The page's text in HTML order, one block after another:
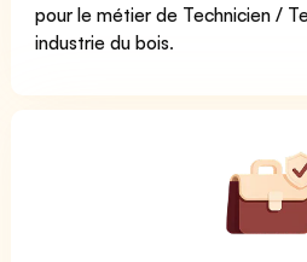
pour le métier de Technicien /
industrie du bois.